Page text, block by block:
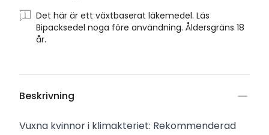
Det här är ett växtbaserat läkemedel. Läs
Bipacksedel noga före användning. Åldersgräns 18
år.
Beskrivning
Vuxna kvinnor i klimakteriet: Rekommenderad